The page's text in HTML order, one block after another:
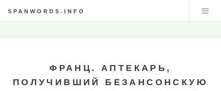
SPANWORDS.INFO
ФРАНЦ. АПТЕКАРЬ,
ПОЛУЧИВШИЙ БЕЗАНСОНСКУЮ